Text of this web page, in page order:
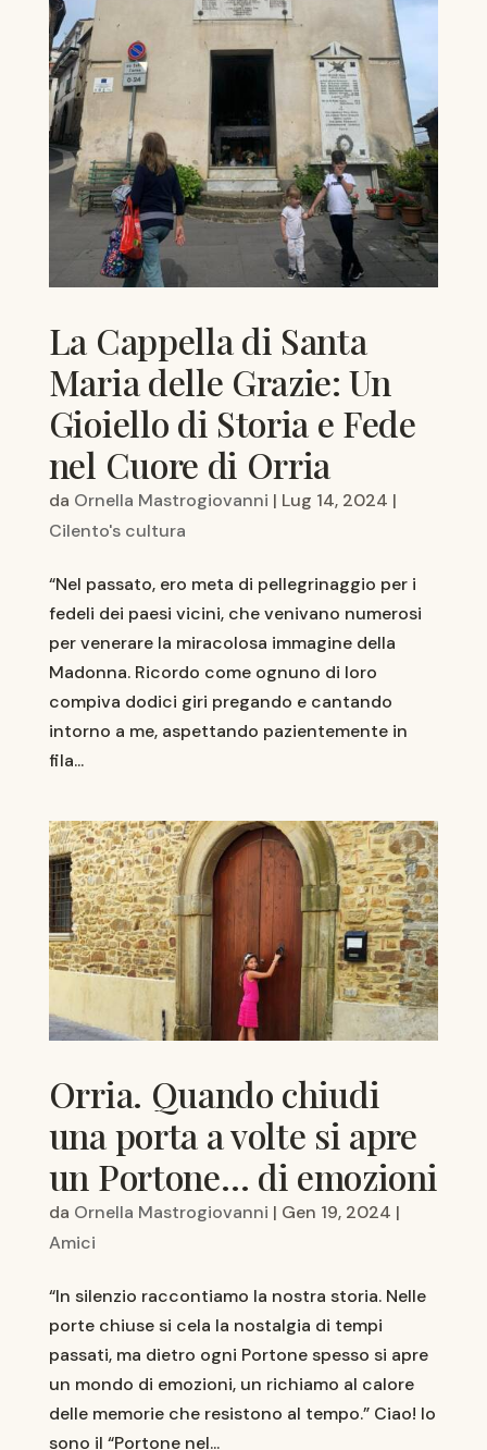
La Cappella di Santa
Maria delle Grazie: Un
Gioiello di Storia e Fede
nel Cuore di Orria
da Ornella Mastrogiovanni | Lug 14, 2024 |
Cilento's cultura
“Nel passato, ero meta di pellegrinaggio per i
fedeli dei paesi vicini, che venivano numerosi
per venerare la miracolosa immagine della
Madonna. Ricordo come ognuno di loro
compiva dodici giri pregando e cantando
intorno a me, aspettando pazientemente in
fila...
Orria. Quando chiudi
una porta a volte si apre
un Portone… di emozioni
da Ornella Mastrogiovanni | Gen 19, 2024 |
Amici
“In silenzio raccontiamo la nostra storia. Nelle
porte chiuse si cela la nostalgia di tempi
passati, ma dietro ogni Portone spesso si apre
un mondo di emozioni, un richiamo al calore
delle memorie che resistono al tempo.” Ciao! Io
sono il “Portone nel...